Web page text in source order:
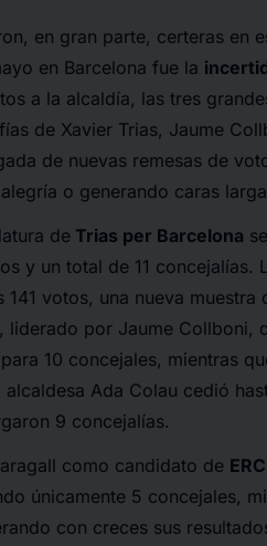
en gran parte, certeras en
en Barcelona fue la
a la alcaldía, las tres
de Xavier Trias, Jaume
de nuevas remesas de
o generando caras
de Trias per Barcelona
y un total de 11
141 votos, una nueva
, liderado por Jaume Collboni,
10 concejales, mientras
Ada Colau cedió
9 concejalías.
como candidato de ERC
únicamente 5 concejales,
con creces sus